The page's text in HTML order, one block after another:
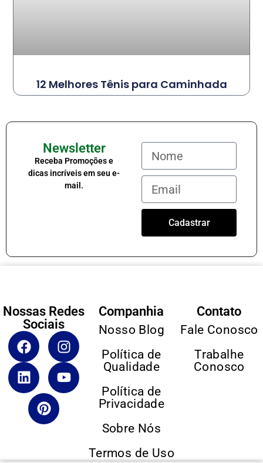
12 Melhores Tênis para Caminhada
Newsletter
Receba Promoções e
dicas incríveis em seu e-
mail.
Cadastrar
Nossas Redes
Sociais
Companhia
Nosso Blog
Política de
Qualidade
Política de
Privacidade
Sobre Nós
Termos de Uso
Contato
Fale Conosco
Trabalhe
Conosco